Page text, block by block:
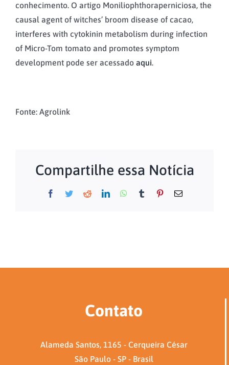
conhecimento. O artigo Moniliophthoraperniciosa, the
causal agent of witches’ broom disease of cacao,
interferes with cytokinin metabolism during infection
of Micro-Tom tomato and promotes symptom
development pode ser acessado aqui.
Fonte: Agrolink
Compartilhe essa Notícia
Facebook
TwitterRedditLinkedInWhatsApp
Tumblr Pinterest
E-
Contato
Alameda Santos, 1165 - Cerqueira César
São Paulo - SP - Brasil